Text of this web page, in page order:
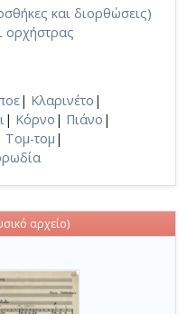
και διορθώσεις)
ορχήστρας
| Κλαρινέτο |
| Κόρνο | Πιάνο |
Τομ-τομ |
αρχείο)